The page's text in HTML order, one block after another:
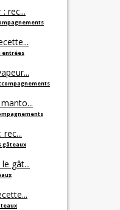
rec...
entrées
rec...
gâteaux
gât...